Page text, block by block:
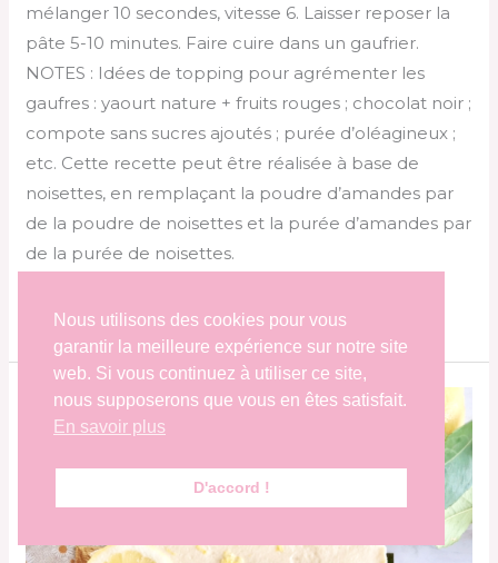
mélanger 10 secondes, vitesse 6. Laisser reposer la
pâte 5-10 minutes. Faire cuire dans un gaufrier.
NOTES : Idées de topping pour agrémenter les
gaufres : yaourt nature + fruits rouges ; chocolat noir ;
compote sans sucres ajoutés ; purée d’oléagineux ;
etc. Cette recette peut être réalisée à base de
noisettes, en remplaçant la poudre d’amandes par
de la poudre de noisettes et la purée d’amandes par
de la purée de noisettes.
Lire la suite »
Tiramisu
Nous utilisons des cookies pour vous
garantir la meilleure expérience sur notre site
web. Si vous continuez à utiliser ce site,
nous supposerons que vous en êtes satisfait.
En savoir plus
D'accord !